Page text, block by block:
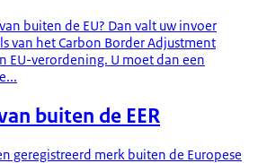
buiten de EU? Dan valt uw invoer
van het Carbon Border Adjustment
EU-verordening. U moet dan een
buiten de EER
geregistreerd merk buiten de Europese